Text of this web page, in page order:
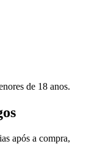
de 18 anos.
após a compra,